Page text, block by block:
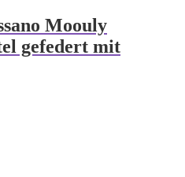
Moouly
gefedert mit